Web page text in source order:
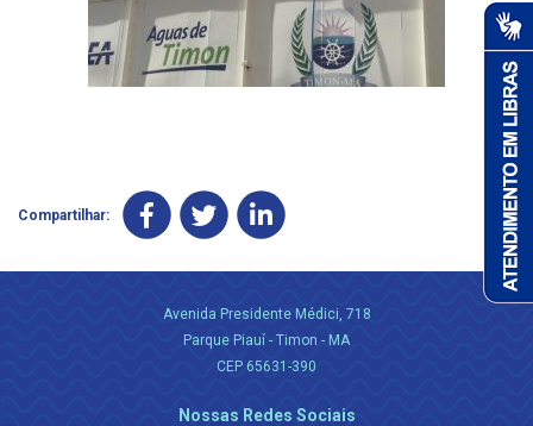
Compartilhar:
Avenida Presidente Médici, 718
Parque Piauí - Timon - MA
CEP 65631-390
Nossas Redes Sociais